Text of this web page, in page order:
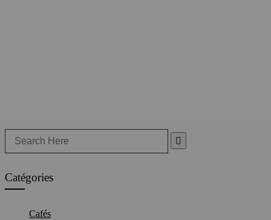
for:
Catégories
Cafés